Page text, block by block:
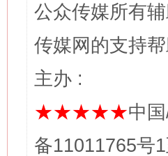
公众传媒所有
传媒网的支持
主办 :
★★★★★中
备11011765号